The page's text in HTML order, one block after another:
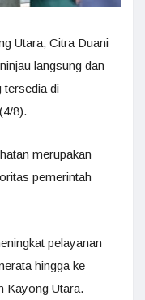
Utara, Citra Duani
langsung dan
tersedia di
8).
merupakan
pemerintah
pelayanan
hingga ke
Kayong Utara.